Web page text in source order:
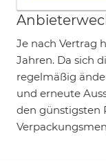
Je nach Vertrag
Jahren. Da sich
regelmäßig
und erneute
den günstigsten